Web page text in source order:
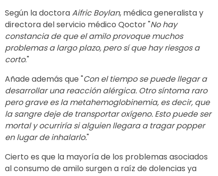
Según la doctoraAifric Boylan, médica generalista y
directora del servicio médico Qoctor "No hay
constancia de que el amilo provoque muchos
problemas a largo plazo, pero sí que hay riesgos a
corto."
Añade además que "Con el tiempo se puede llegar a
desarrollar una reacción alérgica. Otro síntoma raro
pero grave es la metahemoglobinemia, es decir, que
la sangre deje de transportar oxígeno. Esto puede ser
mortal y ocurriría si alguien llegara a tragar popper
en lugar de inhalarlo."
Cierto es que la mayoría de los problemas asociados
al consumo de amilo surgen a raíz de dolencias ya